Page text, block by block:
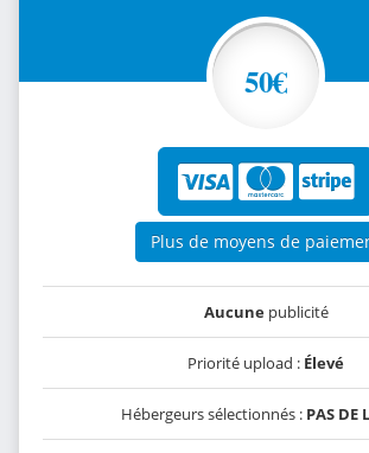
50€
Plus de moyens de
Aucunepublicité
Priorité upload : Élevé
Hébergeurs sélectionnés : PAS DE